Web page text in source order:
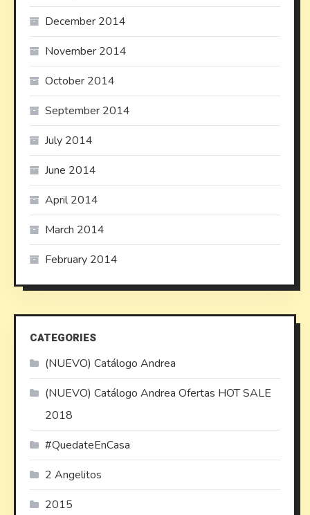
December 2014
November 2014
October 2014
September 2014
July 2014
June 2014
April 2014
March 2014
February 2014
CATEGORIES
(NUEVO) Catálogo Andrea
(NUEVO) Catálogo Andrea Ofertas HOT SALE
2018
#QuedateEnCasa
2 Angelitos
2015